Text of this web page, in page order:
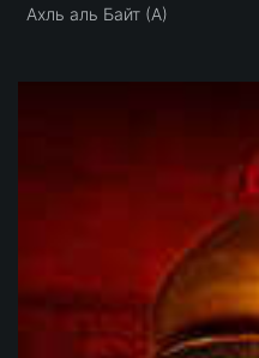
Ахль аль Байт (А)